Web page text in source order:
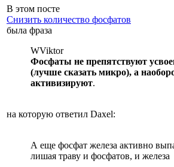
В этом посте
Снизить количество фосфатов
была фраза
WViktor
Фосфаты не препятствуют
(лучше сказать микро), а
активизируют.
на которую ответил Daxel:
А еще фосфат железа активно
лишая траву и фосфатов, и железа